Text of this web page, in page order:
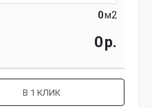
м2
р.
В 1 КЛИК